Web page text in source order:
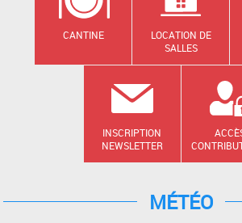
CANTINE
LOCATION DE
SALLES
INSCRIPTION
NEWSLETTER
MÉTÉO